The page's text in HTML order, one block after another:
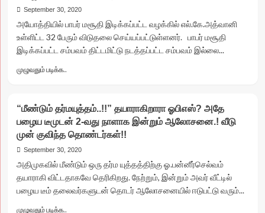
தான்!!”
கலாட்டாவுக்கு
பின்
அமைச்சர்
சீனிவாசன்
September 30, 2020
அயோத்தியில் பாபர் மசூதி இடிக்கப்பட்ட வழக்கில் எல்.கே.அத்வானி
உள்ளிட்ட 32 பேரும் விடுதலை செய்யப்பட்டுள்ளனர். பாபர் மசூதி
இடிக்கப்பட்ட சம்பவம் திட்டமிட்டு நடத்தப்பட்ட சம்பவம் இல்லை...
முழுவதும் படிக்க..
மசூதி
இடிப்பு
வழக்கில்
அத்வானி
அனைவரும்
விடுதலை!!
“மசூதி
“மீண்டும் தர்மயுத்தம்..!!” தயாராகிறாரா ஓபிஎஸ்? அதே
பழைய டீமுடன் 2-வது நாளாக இன்றும் ஆலோசனை.! வீடு
முன் குவிந்த தொண்டர்கள்!!
September 30, 2020
அதிமுகவில் மீண்டும் ஒரு தர்ம யுத்தத்திற்கு ஓ.பன்னீர்செல்வம்
தயாராகி விட்டதாகவே தெரிகிறது. நேற்றும், இன்றும் அவர் வீட்டில்
பழைய டீம் தலைவர்களுடன் தொடர் ஆலோசனையில் ஈடுபட்டு வரும்...
முழுவதும் படிக்க..